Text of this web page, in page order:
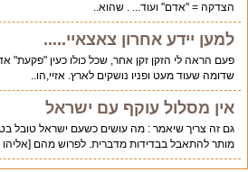
הצדקה = "אדם" ועוד... . שהוא..
למען יידע אחרון צאצאיי.....
פעם הראה לי הזקן זקן אחר, שכל כולו כעין "פקעת"
שדומה שעוד מעט ופניו נושקים לארץ. אזיי,הו..
אין מסלול עוקף עם ישראל
גם זה צריך שיאמר : מה עושים כשעם ישראל טובל
מותר להתאבל בבדידות מדברית. לפרוש מהם [אליהו